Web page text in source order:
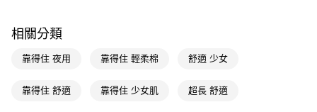
１．於結帳方式選擇「AFTEE先享後付」後，將跳轉至「AFTEE先享後付」
２．訂單成立數日內，您將收到繳費通知簡訊。
全家取貨付款
每筆NT$65，滿NT$390(含以上)免運費
相關分類
靠得住 夜用 靠得住 輕柔棉 舒適 少女
靠得住 舒適 靠得住 少女肌 超長 舒適